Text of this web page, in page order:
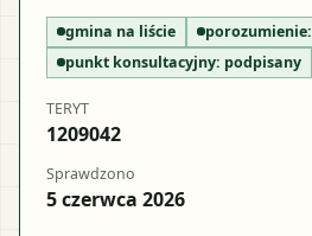
gmina na liście porozumienie:
punkt konsultacyjny: podpisany
TERYT
1209042
Sprawdzono
5 czerwca 2026